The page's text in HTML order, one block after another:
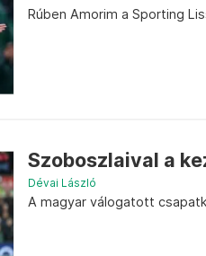
Rúben Amorim a Sporting
Szoboszlaival a
Dévai László
A magyar válogatott